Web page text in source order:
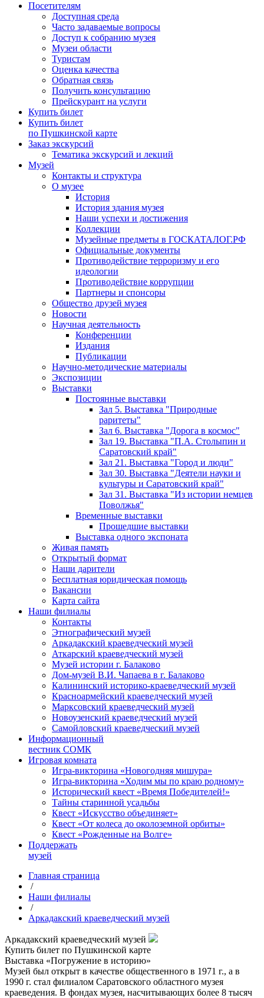
Посетителям
Доступная среда
Часто задаваемые вопросы
Доступ к собранию музея
Музеи области
Туристам
Оценка качества
Обратная связь
Получить консультацию
Прейскурант на услуги
Купить билет
Купить билет
по Пушкинской карте
Заказ экскурсий
Тематика экскурсий и лекций
Музей
Контакты и структура
О музее
История
История здания музея
Наши успехи и достижения
Коллекции
Музейные предметы в ГОСКАТАЛОГ.РФ
Официальные документы
Противодействие терроризму и его
идеологии
Противодействие коррупции
Партнеры и спонсоры
Общество друзей музея
Новости
Научная деятельность
Конференции
Издания
Публикации
Научно-методические материалы
Экспозиции
Выставки
Постоянные выставки
Зал 5. Выставка "Природные
раритеты"
Зал 6. Выставка "Дорога в космос"
Зал 19. Выставка "П.А. Столыпин и
Саратовский край"
Зал 21. Выставка "Город и люди"
Зал 30. Выставка "Деятели науки и
культуры и Саратовский край"
Зал 31. Выставка "Из истории немцев
Поволжья"
Временные выставки
Прошедшие выставки
Выставка одного экспоната
Живая память
Открытый формат
Наши дарители
Бесплатная юридическая помощь
Вакансии
Карта сайта
Наши филиалы
Контакты
Этнографический музей
Аркадакский краеведческий музей
Аткарский краеведческий музей
Музей истории г. Балаково
Дом-музей В.И. Чапаева в г. Балаково
Калининский историко-краеведческий музей
Красноармейский краеведческий музей
Марксовский краеведческий музей
Новоузенский краеведческий музей
Самойловский краеведческий музей
Информационный
вестник СОМК
Игровая комната
Игра-викторина «Новогодняя мишура»
Игра-викторина «Ходим мы по краю родному»
Исторический квест «Время Победителей!»
Тайны старинной усадьбы
Квест «Искусство объединяет»
Квест «От колеса до околоземной орбиты»
Квест «Рожденные на Волге»
Поддержать
музей
Главная страница
/
Наши филиалы
/
Аркадакский краеведческий музей
Аркадакский краеведческий музей
Купить билет по Пушкинской карте
Выставка «Погружение в историю»
Музей был открыт в качестве общественного в 1971 г., а в
1990 г. стал филиалом Саратовского областного музея
краеведения. В фондах музея, насчитывающих более 8 тысяч